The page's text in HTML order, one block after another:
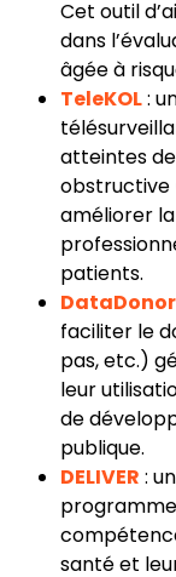
Cet outil
dans
âgée à
TeleKOL:
atteintes
obstructive
améliorer
patients.
DataDonor
faciliter le
pas, etc.)
leur
de
publique.
DELIVER :
santé et